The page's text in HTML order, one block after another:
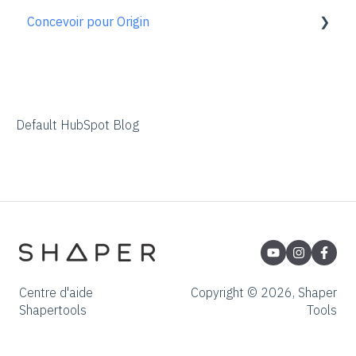
En savoir plus
Gen1 Origin
ShaperHub
FAQ sur le procédé de commande
Concevoir pour Origin
Affinity Designer
Palette CAD
Rhino 3d
Default HubSpot Blog
Centre d'aide
Shapertools
Copyright © 2026, Shaper
Tools